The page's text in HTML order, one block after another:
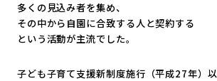
多くの見込み者を集め、
その中から自園に合致する人と契約する
という活動が主流でした。
子ども子育て支援新制度施行（平成27年）以